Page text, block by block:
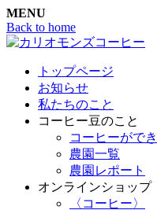
MENU
Back to home
トップページ
お知らせ
私たちのこと
コーヒー豆のこと
コーヒーがで
農園一覧
農園レポート
オンラインショップ
〈コーヒー〉